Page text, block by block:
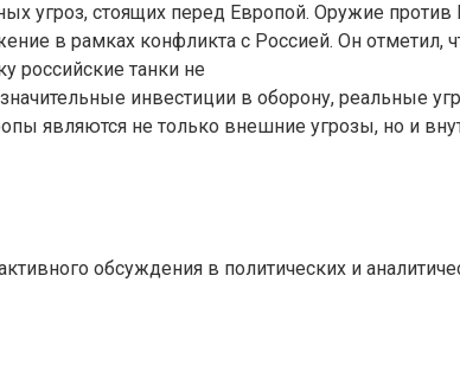
угроз, стоящих перед Европой. Оружие
в рамках конфликта с Россией. Он отметил,
российские танки не
инвестиции в оборону, реальные
являются не только внешние угрозы, но и
обсуждения в политических и